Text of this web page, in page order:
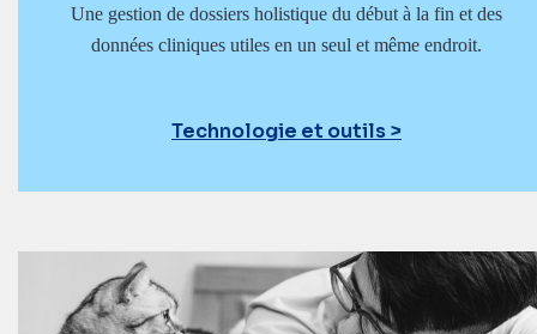
Une gestion de dossiers holistique du début à la fin et des
données cliniques utiles en un seul et même endroit.
Technologie et outils